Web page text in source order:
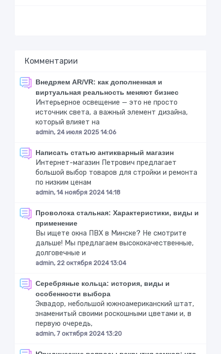
Комментарии
Внедряем AR/VR: как дополненная и
виртуальная реальность меняют бизнес
Интерьерное освещение — это не просто
источник света, а важный элемент дизайна,
который влияет на
admin, 24 июля 2025 14:06
Написать статью антикварный магазин
Интернет-магазин Петрович предлагает
большой выбор товаров для стройки и ремонта
по низким ценам
admin, 14 ноября 2024 14:18
Проволока стальная: Характеристики, виды и
применение
Вы ищете окна ПВХ в Минске? Не смотрите
дальше! Мы предлагаем высококачественные,
долговечные и
admin, 22 октября 2024 13:04
Серебряные кольца: история, виды и
особенности выбора
Эквадор, небольшой южноамериканский штат,
знаменитый своими роскошными цветами и, в
первую очередь,
admin, 7 октября 2024 13:20